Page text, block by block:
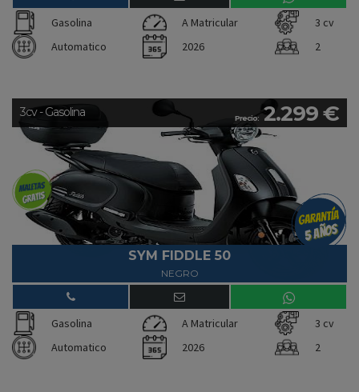
Gasolina A Matricular
3 cv
Automatico
2026 2
Precio: 2.299 €
3cv - Gasolina
SYM FIDDLE 50
NEGRO
Gasolina A Matricular
3 cv
Automatico
2026 2